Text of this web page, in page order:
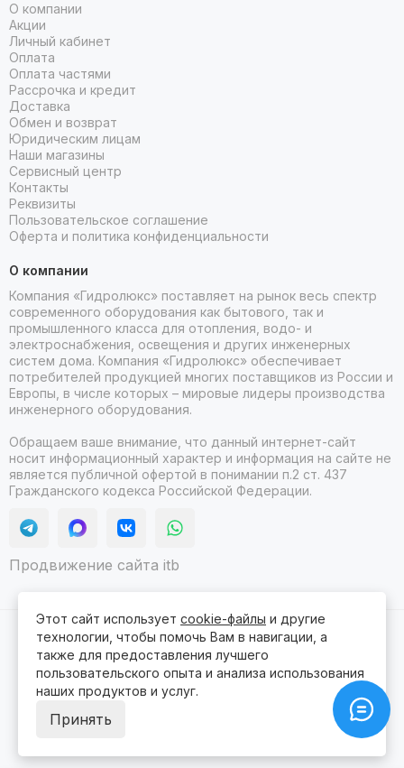
О компании
Акции
Личный кабинет
Оплата
Оплата частями
Рассрочка и кредит
Доставка
Обмен и возврат
Юридическим лицам
Наши магазины
Сервисный центр
Контакты
Реквизиты
Пользовательское соглашение
Оферта и политика конфиденциальности
О компании
Компания «Гидролюкс» поставляет на рынок весь спектр
современного оборудования как бытового, так и
промышленного класса для отопления, водо- и
электроснабжения, освещения и других инженерных
систем дома. Компания «Гидролюкс» обеспечивает
потребителей продукцией многих поставщиков из России и
Европы, в числе которых – мировые лидеры производства
инженерного оборудования.
Обращаем ваше внимание, что данный интернет-сайт
носит информационный характер и информация на сайте не
является публичной офертой в понимании п.2 ст. 437
Гражданского кодекса Российской Федерации.
Продвижение сайта itb
2026 © Гидролюкс.Карта сайта
Сделано вProSalesдля платформы
Этот сайт использует cookie-файлы и другие
технологии, чтобы помочь Вам в навигации, а
также для предоставления лучшего
пользовательского опыта и анализа использования
наших продуктов и услуг.
Принять